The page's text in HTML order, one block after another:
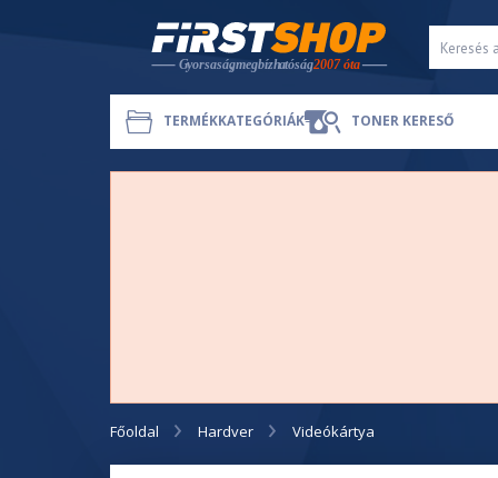
TERMÉKKATEGÓRIÁK TONER KERESŐ
Főoldal Hardver Videókártya